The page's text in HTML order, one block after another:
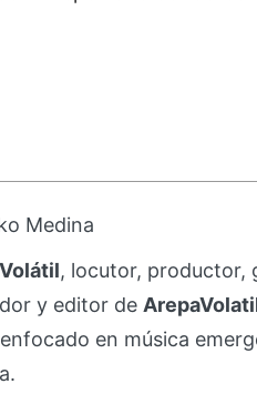
Medina
, locutor, productor,
y editor de
en música